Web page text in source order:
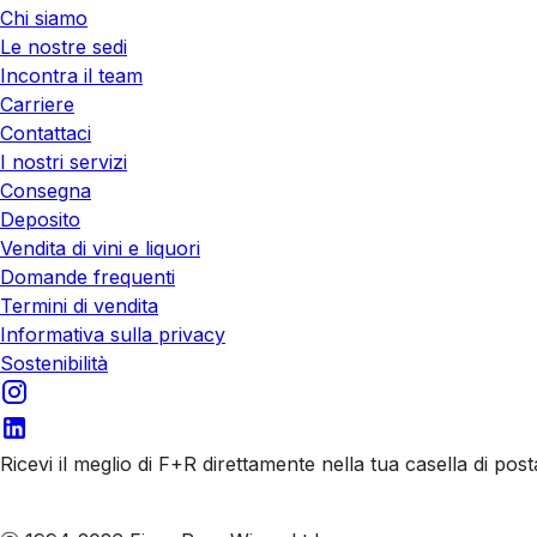
Chi siamo
Le nostre sedi
Incontra il team
Carriere
Contattaci
I nostri servizi
Consegna
Deposito
Vendita di vini e liquori
Domande frequenti
Termini di vendita
Informativa sulla privacy
Sostenibilità
Ricevi il meglio di F+R direttamente nella tua casella di